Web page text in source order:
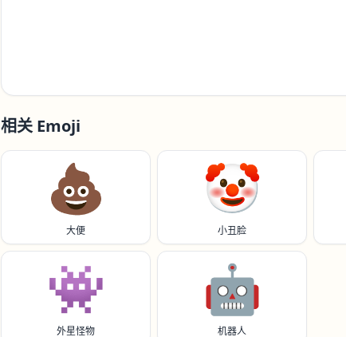
相关 Emoji
💩
大便
🤡
小丑脸
👾
外星怪物
🤖
机器人